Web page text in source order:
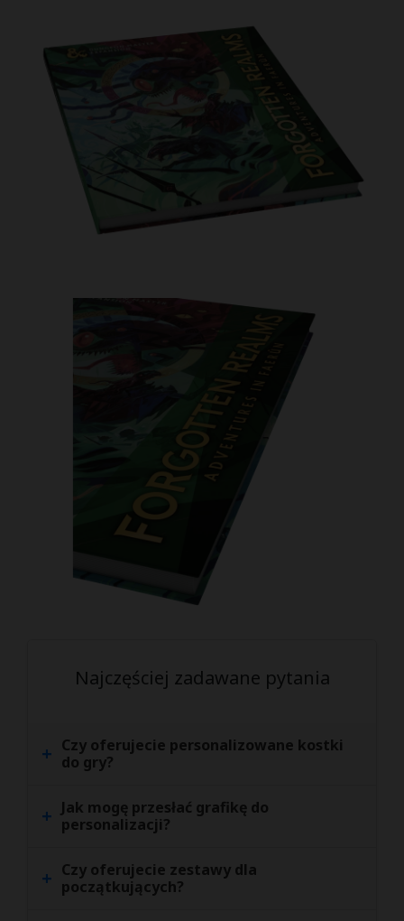
Najczęściej zadawane pytania
+ Czy oferujecie personalizowane kostki
do gry?
+ Jak mogę przesłać grafikę do
personalizacji?
+ Czy oferujecie zestawy dla
początkujących?